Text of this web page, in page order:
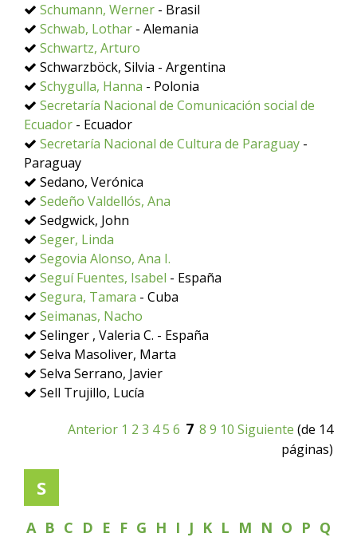
Schumann, Werner - Brasil
Schwab, Lothar - Alemania
Schwartz, Arturo
Schwarzböck, Silvia - Argentina
Schygulla, Hanna - Polonia
Secretaría Nacional de Comunicación social de
Ecuador - Ecuador
Secretaría Nacional de Cultura de Paraguay -
Paraguay
Sedano, Verónica
Sedeño Valdellós, Ana
Sedgwick, John
Seger, Linda
Segovia Alonso, Ana I.
Seguí Fuentes, Isabel - España
Segura, Tamara - Cuba
Seimanas, Nacho
Selinger , Valeria C. - España
Selva Masoliver, Marta
Selva Serrano, Javier
Sell Trujillo, Lucía
Anterior 1 2 3 45 6 7 8 9 10 Siguiente (de 14
páginas)
S
A B C D E F G H I J K L M N O P Q